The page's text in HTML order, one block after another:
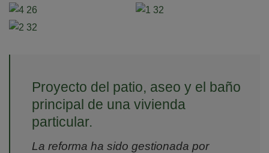
Proyecto del patio, aseo y el baño
principal de una vivienda
particular.
La reforma ha sido gestionada por